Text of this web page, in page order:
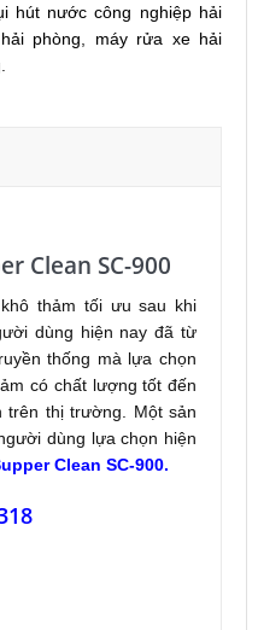
hút nước công nghiệp hải
phòng
máy rửa xe hải
Clean SC-900
thảm tối ưu sau khi
dùng hiện nay đã từ
thống mà lựa chọn
có chất lượng tốt đến
thị trường. Một sản
dùng lựa chọn hiện
Clean SC-900.